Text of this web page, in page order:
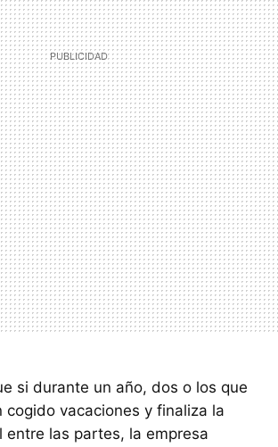
si durante un año, dos o los que
cogido vacaciones y finaliza la
entre las partes, la empresa